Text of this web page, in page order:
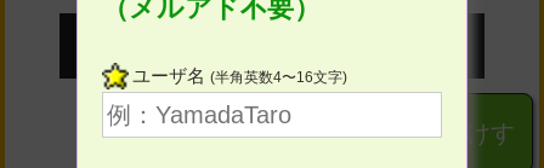
１ ２ ３ けす
（メルアド不要）
ユーザ名 (半角英数4〜16文字)